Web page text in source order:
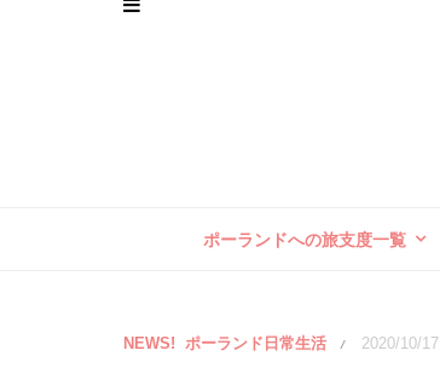
ポーランドへの旅支度一覧
NEWS! ポーランド日常生活 / 2020/10/17